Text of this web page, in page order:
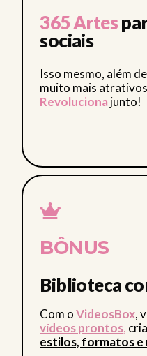
365 Artes
sociais
Isso mesmo, além
muito mais
Revoluciona junto!
BÔNUS
Biblioteca
Com oVideosBox,
vídeos prontos,
estilos, formatos e